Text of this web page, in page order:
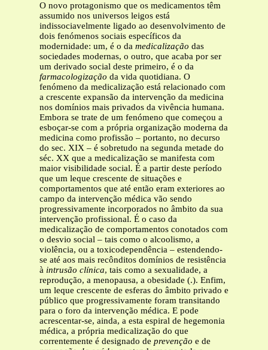
O novo protagonismo que os medicamentos têm
assumido nos universos leigos está
indissociavelmente ligado ao desenvolvimento de
dois fenómenos sociais específicos da
modernidade: um, é o da medicalização das
sociedades modernas, o outro, que acaba por ser
um derivado social deste primeiro, é o da
farmacologização da vida quotidiana. O
fenómeno da medicalização está relacionado com
a crescente expansão da intervenção da medicina
nos domínios mais privados da vivência humana.
Embora se trate de um fenómeno que começou a
esboçar-se com a própria organização moderna da
medicina como profissão – portanto, no decurso
do sec. XIX – é sobretudo na segunda metade do
séc. XX que a medicalização se manifesta com
maior visibilidade social. É a partir deste período
que um leque crescente de situações e
comportamentos que até então eram exteriores ao
campo da intervenção médica vão sendo
progressivamente incorporados no âmbito da sua
intervenção profissional. É o caso da
medicalização de comportamentos conotados com
o desvio social – tais como o alcoolismo, a
violência, ou a toxicodependência – estendendo-
se até aos mais recônditos domínios de resistência
à intrusão clínica, tais como a sexualidade, a
reprodução, a menopausa, a obesidade (.). Enfim,
um leque crescente de esferas do âmbito privado e
público que progressivamente foram transitando
para o foro da intervenção médica. E pode
acrescentar-se, ainda, a esta espiral de hegemonia
médica, a própria medicalização do que
correntemente é designado de prevenção e de